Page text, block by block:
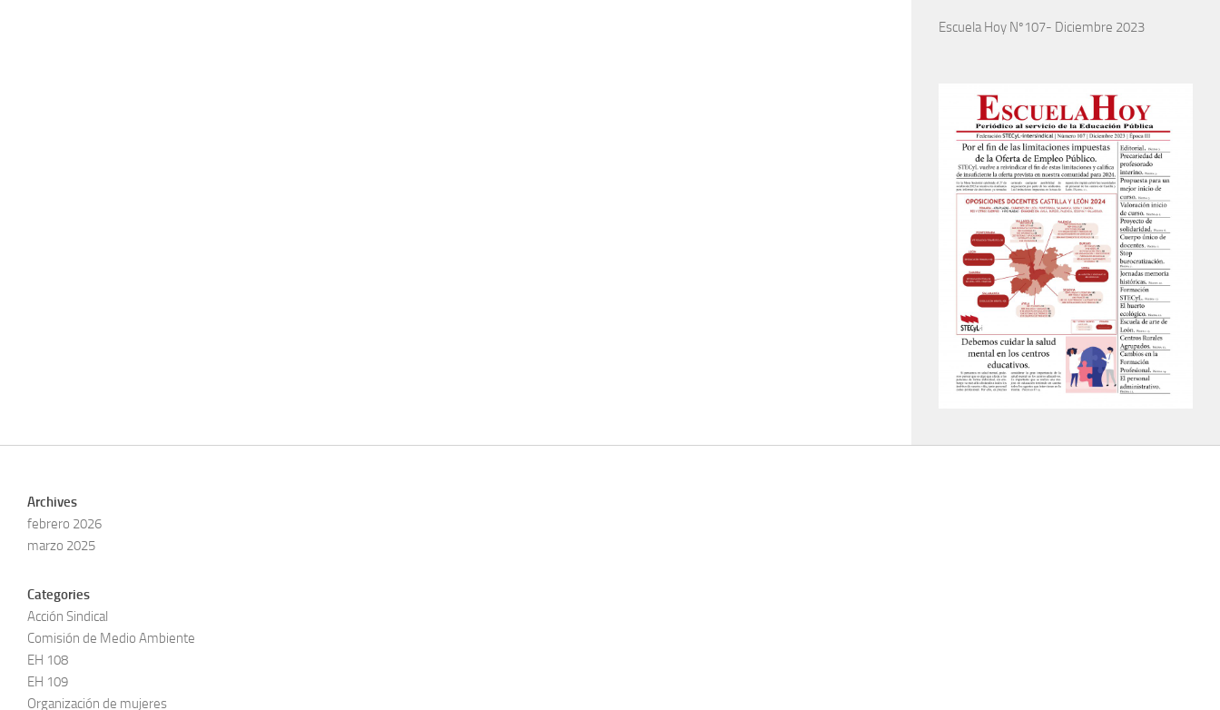
Escuela Hoy Nº107- Diciembre 2023
Archives
febrero 2026
marzo 2025
Categories
Acción Sindical
Comisión de Medio Ambiente
EH 108
EH 109
Organización de mujeres